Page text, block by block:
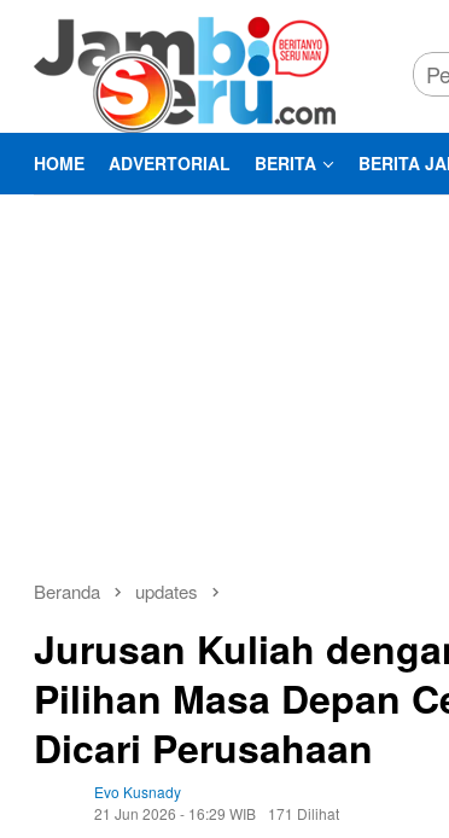
HOME ADVERTORIAL BERITA BERITA
Beranda updates
Jurusan Kuliah
Pilihan Masa Depan
Dicari Perusahaan
Evo Kusnady
21 Jun 2026 - 16:29 WIB
171 Dilihat